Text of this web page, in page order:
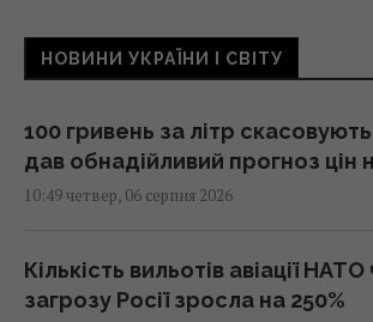
НОВИНИ УКРАЇНИ І СВІТУ
100 гривень за літр
дав обнадійливий прогноз цін
10:49 четвер, 06 серпня 2026
Кількість вильотів авіації
загрозу Росії зросла на 250%